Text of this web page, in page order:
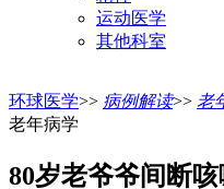
运动医学
其他科室
环球医学>> 病例解读>> 老
老年病学
80岁老爷爷间断